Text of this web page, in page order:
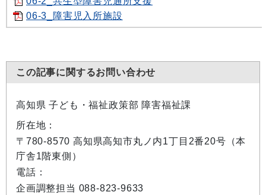
06-3_障害児入所施設
この記事に関するお問い合わせ
高知県 子ども・福祉政策部 障害福祉課
所在地：
〒780-8570 高知県高知市丸ノ内1丁目2番20号（本
庁舎1階東側）
電話：
企画調整担当 088-823-9633